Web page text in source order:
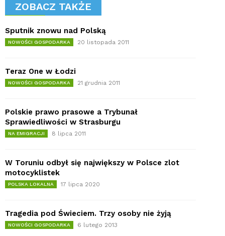
ZOBACZ TAKŻE
Sputnik znowu nad Polską
NOWOŚCI GOSPODARKA 20 listopada 2011
Teraz One w Łodzi
NOWOŚCI GOSPODARKA 21 grudnia 2011
Polskie prawo prasowe a Trybunał
Sprawiedliwości w Strasburgu
NA EMIGRACJI 8 lipca 2011
W Toruniu odbył się największy w Polsce zlot
motocyklistek
POLSKA LOKALNA 17 lipca 2020
Tragedia pod Świeciem. Trzy osoby nie żyją
NOWOŚCI GOSPODARKA 6 lutego 2013